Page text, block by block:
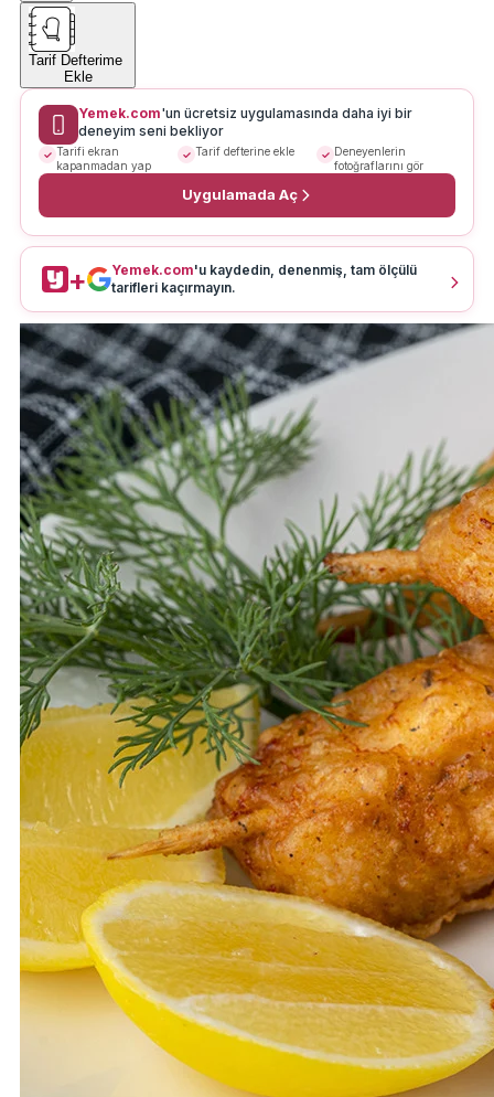
Tarif Defterime
Ekle
Yemek.com'un ücretsiz uygulamasında daha iyi bir
deneyim seni bekliyor
Tarifi ekran
kapanmadan yap
Tarif defterine ekle
Deneyenlerin
fotoğraflarını gör
Uygulamada Aç
+ Yemek.com'u kaydedin, denenmiş, tam ölçülü
tarifleri kaçırmayın.